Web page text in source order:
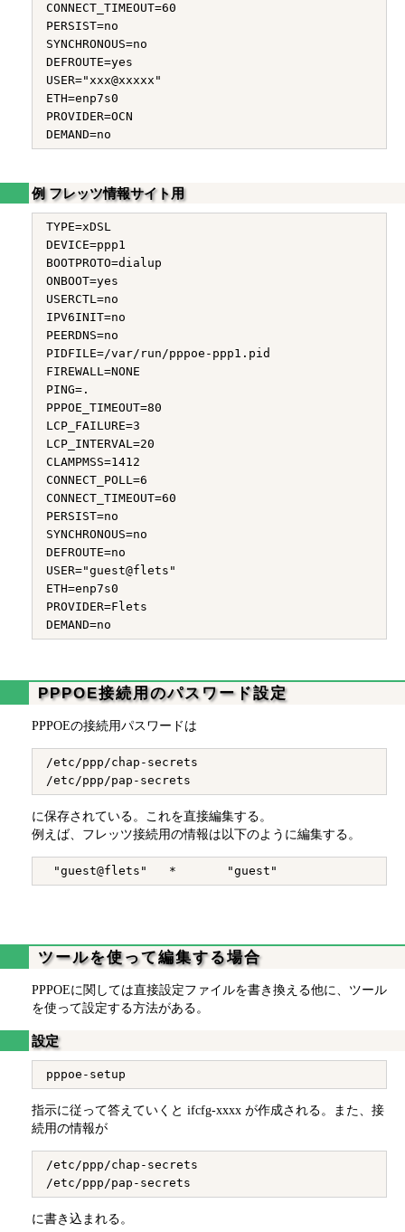
CONNECT_TIMEOUT=60
PERSIST=no
SYNCHRONOUS=no
DEFROUTE=yes
USER="xxx@xxxxx"
ETH=enp7s0
PROVIDER=OCN
例 フレッツ情報サイト用
TYPE=xDSL
DEVICE=ppp1
BOOTPROTO=dialup
ONBOOT=yes
USERCTL=no
IPV6INIT=no
PEERDNS=no
PIDFILE=/var/run/pppoe-ppp1.pid
FIREWALL=NONE
PING=.
PPPOE_TIMEOUT=80
LCP_FAILURE=3
LCP_INTERVAL=20
CLAMPMSS=1412
CONNECT_POLL=6
CONNECT_TIMEOUT=60
PERSIST=no
SYNCHRONOUS=no
DEFROUTE=no
USER="guest@flets"
ETH=enp7s0
PROVIDER=Flets
PPPOE接続用のパスワード設定
PPPOEの接続用パスワードは
/etc/ppp/chap-secrets
に保存されている。これを直接編集する。
例えば、フレッツ接続用の情報は以下のように編集する。
ツールを使って編集する場合
PPPOEに関しては直接設定ファイルを書き換える他に、ツール
を使って設定する方法がある。
設定
指示に従って答えていくと ifcfg-xxxx が作成される。また、接
続用の情報が
/etc/ppp/chap-secrets
に書き込まれる。